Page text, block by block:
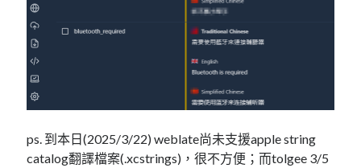
ps. 到本日(2025/3/22) weblate尚未支援apple string
catalog翻譯檔案(.xcstrings)，很不方便；而tolgee 3/5